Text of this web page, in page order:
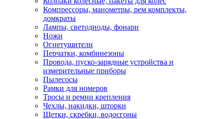
Компрессоры, манометры, рем комплекты,
домкраты
Лампы, светодиоды, фонари
Ножи
Огнетушители
Перчатки, комбинезоны
Провода, пуско-зарядные устройства и
измерительные приборы
Пылесосы
Рамки для номеров
Тросы и ремни крепления
Чехлы, накидки, шторки
Щетки, скребки, водосгоны